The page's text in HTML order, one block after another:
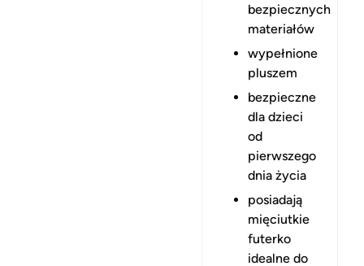
bezpiecznych
materiałów
wypełnione
pluszem
bezpieczne
dla dzieci
od
pierwszego
dnia życia
posiadają
mięciutkie
futerko
idealne do